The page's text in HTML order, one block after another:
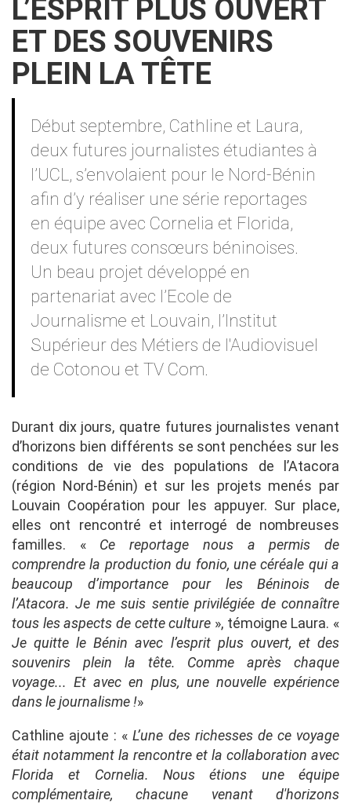
L’ESPRIT PLUS OUVERT
ET DES SOUVENIRS
PLEIN LA TÊTE
Début septembre, Cathline et Laura,
deux futures journalistes étudiantes à
l’UCL, s’envolaient pour le Nord-Bénin
afin d’y réaliser une série reportages
en équipe avec Cornelia et Florida,
deux futures consœurs béninoises.
Un beau projet développé en
partenariat avec l’Ecole de
Journalisme et Louvain, l’Institut
Supérieur des Métiers de l'Audiovisuel
de Cotonou et TV Com.
Durant dix jours, quatre futures journalistes venant
d’horizons bien différents se sont penchées sur les
conditions de vie des populations de l’Atacora
(région Nord-Bénin) et sur les projets menés par
Louvain Coopération pour les appuyer. Sur place,
elles ont rencontré et interrogé de nombreuses
familles. « Ce reportage nous a permis de
comprendre la production du fonio, une céréale qui a
beaucoup d’importance pour les Béninois de
l’Atacora. Je me suis sentie privilégiée de connaître
tous les aspects de cette culture », témoigne Laura. «
Je quitte le Bénin avec l’esprit plus ouvert, et des
souvenirs plein la tête. Comme après chaque
voyage... Et avec en plus, une nouvelle expérience
dans le journalisme !»
Cathline ajoute : «L’une des richesses de ce voyage
était notamment la rencontre et la collaboration avec
Florida et Cornelia. Nous étions une équipe
complémentaire, chacune venant d'horizons